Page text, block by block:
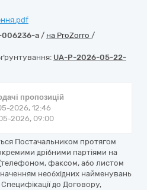
a / на ProZorro /
UA-P-2026-05-22-
пропозицій
2026, 12:46
2026, 09:00
Постачальником протягом
дрібними партіями на
(телефоном, факсом, або листом
необхідних найменувань
до Договору,